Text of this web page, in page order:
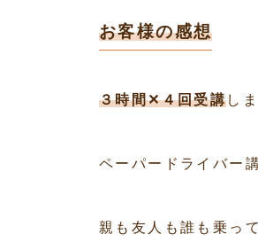
お客様の感想
３時間✕４回受講し
ペーパードライバー
親も友人も誰も乗っ